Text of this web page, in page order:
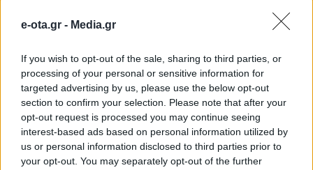
e-ota.gr - Media.gr
If you wish to opt-out of the sale, sharing to third parties, or
processing of your personal or sensitive information for
targeted advertising by us, please use the below opt-out
section to confirm your selection. Please note that after your
opt-out request is processed you may continue seeing
interest-based ads based on personal information utilized by
us or personal information disclosed to third parties prior to
your opt-out. You may separately opt-out of the further